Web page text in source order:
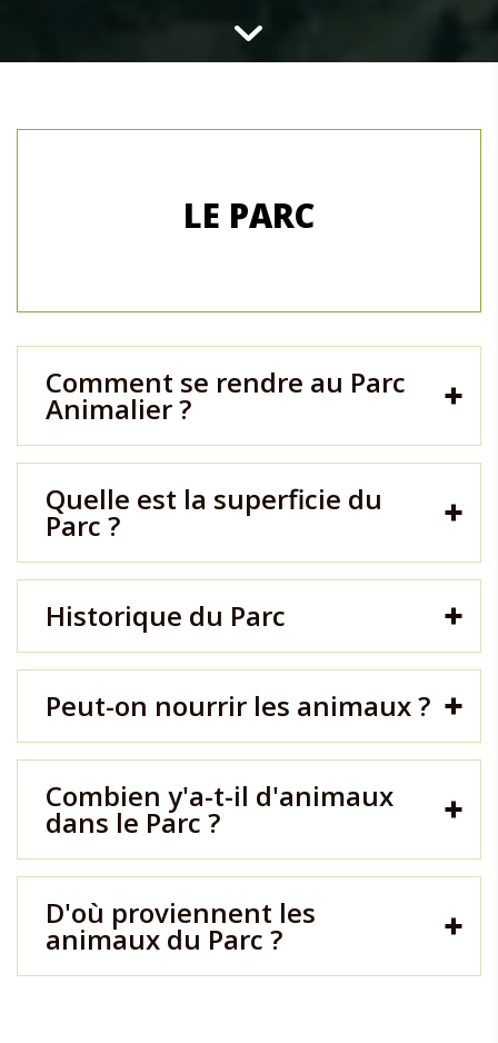
LE PARC
Comment se rendre au Parc
Animalier ?
Quelle est la superficie du
Parc ?
Historique du Parc
Peut-on nourrir les animaux ?
Combien y'a-t-il d'animaux
dans le Parc ?
D'où proviennent les
animaux du Parc ?